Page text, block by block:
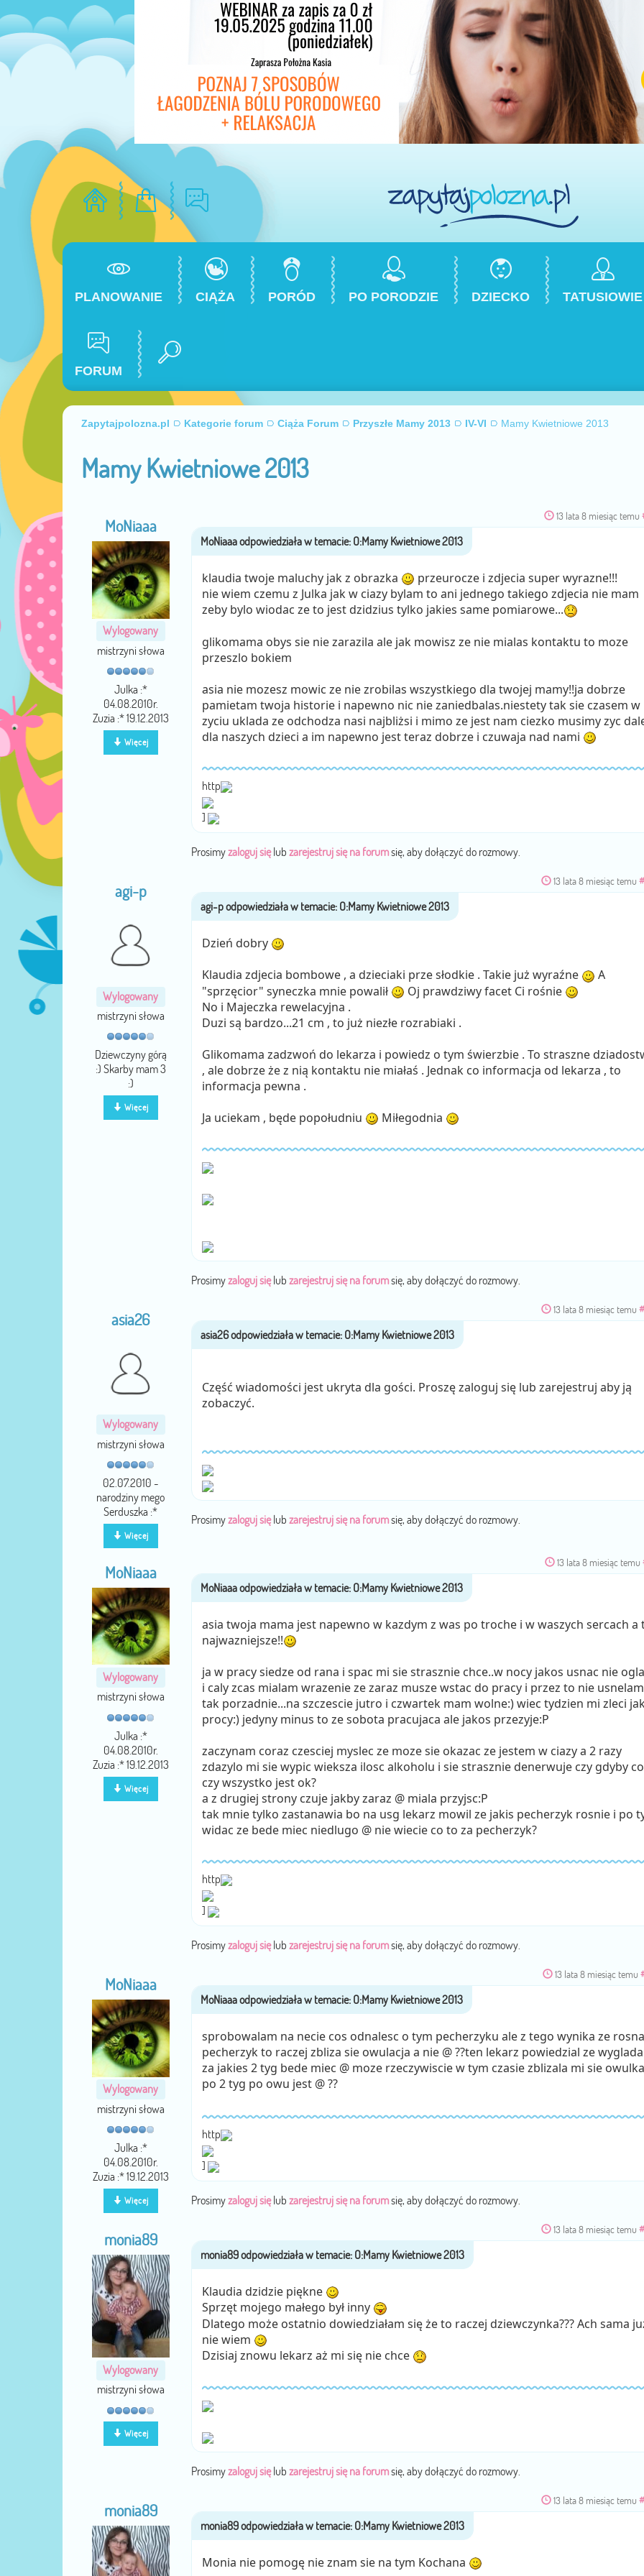
PLANOWANIE CIĄŻA PORÓD PO PORODZIE DZIECKO TATUSIOWIE
FORUM
Zapytajpolozna.pl Kategorie forum Ciąża Forum Przyszłe Mamy 2013 IV-VI Mamy Kwietniowe 2013
Mamy Kwietniowe 2013
MoNiaaa
Wylogowany
mistrzyni słowa
Julka :*
04.08.2010r.
Zuzia :* 19.12.2013
Więcej
13 lata 8 miesiąc temu
klaudia twoje maluchy jak z obrazka
przeurocze i zdjecia super wyrazne!!!
nie wiem czemu z Julka jak w ciazy bylam to ani jednego takiego zdjecia nie mam
zeby bylo wiodac ze to jest dzidzius tylko jakies same pomiarowe...
glikomama obys sie nie zarazila ale jak mowisz ze nie mialas kontaktu to moze
przeszlo bokiem
asia nie mozesz mowic ze nie zrobilas wszystkiego dla twojej mamy!!ja dobrze
pamietam twoja historie i napewno nic nie zaniedbalas.niestety tak sie czasem w
zyciu uklada ze odchodza nasi najbliżsi i mimo ze jest nam ciezko musimy zyc
dla naszych dzieci a im napewno jest teraz dobrze i czuwaja nad nami
http
]
Prosimyzaloguj sięlub zarejestruj się na forumsię, aby dołączyć do rozmowy.
agi-p
Wylogowany
mistrzyni słowa
Dziewczyny górą
:) Skarby mam 3
:)
Więcej
13 lata 8 miesiąc temu
Dzień dobry
Klaudia zdjecia bombowe , a dzieciaki prze słodkie . Takie już wyraźne
A
"sprzęcior" syneczka mnie powalił
Oj prawdziwy facet Ci rośnie
No i Majeczka rewelacyjna .
Duzi są bardzo...21 cm , to już niezłe rozrabiaki .
Glikomama zadzwoń do lekarza i powiedz o tym świerzbie . To straszne
, ale dobrze że z nią kontaktu nie miałaś . Jednak co informacja od lekarza , to
informacja pewna .
Ja uciekam , będe popołudniu
Miłegodnia
Prosimyzaloguj sięlub zarejestruj się na forumsię, aby dołączyć do rozmowy.
asia26
Wylogowany
mistrzyni słowa
02.07.2010 -
narodziny mego
Serduszka :*
Więcej
13 lata 8 miesiąc temu
Część wiadomości jest ukryta dla gości. Proszę zaloguj się lub zarejestruj aby ją
zobaczyć.
Prosimyzaloguj sięlub zarejestruj się na forumsię, aby dołączyć do rozmowy.
MoNiaaa
Wylogowany
mistrzyni słowa
Julka :*
04.08.2010r.
Zuzia :* 19.12.2013
Więcej
13 lata 8 miesiąc temu
asia twoja mama jest napewno w kazdym z was po troche i w waszych sercach a
najwazniejsze!!
ja w pracy siedze od rana i spac mi sie strasznie chce..w nocy jakos usnac nie
i caly zcas mialam wrazenie ze zaraz musze wstac do pracy i przez to nie usnelam
tak porzadnie...na szczescie jutro i czwartek mam wolne:) wiec tydzien mi zleci
procy:) jedyny minus to ze sobota pracujaca ale jakos przezyje:P
zaczynam coraz czesciej myslec ze moze sie okazac ze jestem w ciazy a 2 razy
zdazylo mi sie wypic wieksza ilosc alkoholu i sie strasznie denerwuje czy gdyby
czy wszystko jest ok?
a z drugiej strony czuje jakby zaraz @ miala przyjsc:P
tak mnie tylko zastanawia bo na usg lekarz mowil ze jakis pecherzyk rosnie i po
widac ze bede miec niedlugo @ nie wiecie co to za pecherzyk?
http
]
Prosimyzaloguj sięlub zarejestruj się na forumsię, aby dołączyć do rozmowy.
MoNiaaa
Wylogowany
mistrzyni słowa
Julka :*
04.08.2010r.
Zuzia :* 19.12.2013
Więcej
13 lata 8 miesiąc temu
sprobowalam na necie cos odnalesc o tym pecherzyku ale z tego wynika ze
pecherzyk to raczej zbliza sie owulacja a nie @ ??ten lekarz powiedzial ze
za jakies 2 tyg bede miec @ moze rzeczywiscie w tym czasie zblizala mi sie
po 2 tyg po owu jest @ ??
http
]
Prosimyzaloguj sięlub zarejestruj się na forumsię, aby dołączyć do rozmowy.
monia89
Wylogowany
mistrzyni słowa
Więcej
13 lata 8 miesiąc temu
Klaudia dzidzie piękne
Sprzęt mojego małego był inny
Dlatego może ostatnio dowiedziałam się że to raczej dziewczynka??? Ach sama
nie wiem
Dzisiaj znowu lekarz aż mi się nie chce
Prosimyzaloguj sięlub zarejestruj się na forumsię, aby dołączyć do rozmowy.
monia89
13 lata 8 miesiąc temu
Monia nie pomogę nie znam sie na tym Kochana